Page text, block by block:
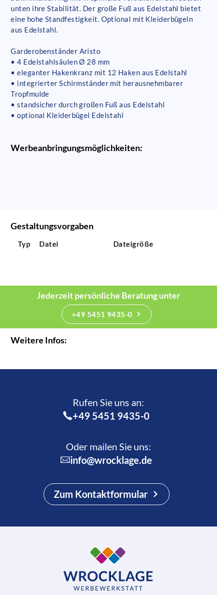
unten ihre Stabilität. Der große Fuß aus Edelstahl bietet
eine hohe Standfestigkeit. Optional mit Kleiderbügeln
aus Edelstahl.
Garderobenständer Aristo
• 4 Edelstahlsäulen Ø 28 mm
• eleganter Hakenkranz mit 12 Haken aus Edelstahl
• integrierter Schirmständer mit herausnehmbarer
Tropfmulde
• standsicher durch großen Fuß aus Edelstahl
• optional Kleiderbügel Edelstahl
Werbeanbringungsmöglichkeiten:
Gestaltungsvorgaben
Typ Datei Dateigröße
Jederzeit persönliche Beratung unter
+49 5451 9435-0
Weitere Infos:
Rufen Sie uns an:­
+49 5451 9435-0
Oder mailen Sie uns:
info@wrocklage.de
Zum Kontaktformular